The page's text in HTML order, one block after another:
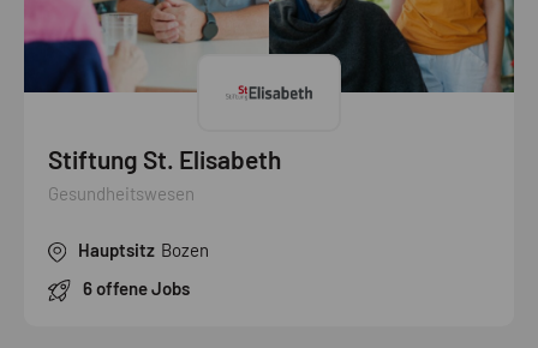
Stiftung St. Elisabeth
Gesundheitswesen
Hauptsitz Bozen
6 offene Jobs